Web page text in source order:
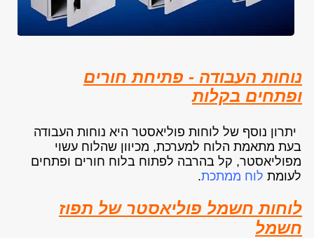
נוחות העבודה - פתיחת חורים
ופתחים בקלות
יתרון נוסף של לוחות פוליאסטר היא נוחות העבודה
בעת מתאמת הלוח למערכת, מכיוון שהלוח עשוי
מפוליאסטר, קל בהרבה לפתוח בלוח חורים ופתחים
לעומת לוח ממתכת.
לוחות חשמל פוליאסטר של תפוז
חשמל